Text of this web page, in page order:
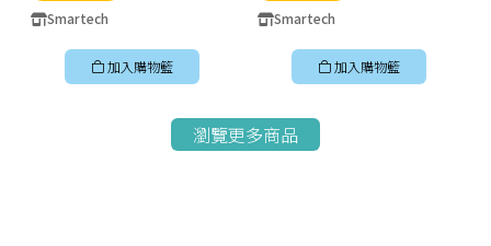
Smartech
加入購物籃
Smartech
加入購物籃
瀏覽更多商品